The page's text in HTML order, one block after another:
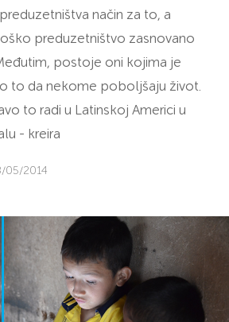
način za to, a
preduzetništvo zasnovano
postoje oni kojima je
to da nekome poboljšaju život.
to radi u Latinskoj Americi u
- kreira
05/2014